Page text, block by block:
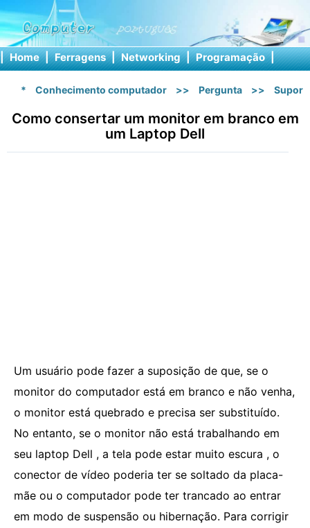
| Home | Ferragens | Networking | Programação |
* Conhecimento computador >> Pergunta >>
Como consertar um monitor em branco em
um Laptop Dell
Um usuário pode fazer a suposição de que, se o
monitor do computador está em branco e não venha,
o monitor está quebrado e precisa ser substituído.
No entanto, se o monitor não está trabalhando em
seu laptop Dell , a tela pode estar muito escura , o
conector de vídeo poderia ter se soltado da placa-
mãe ou o computador pode ter trancado ao entrar
em modo de suspensão ou hibernação. Para corrigir